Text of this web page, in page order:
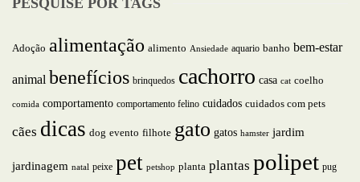
Adoção alimentação alimento Ansiedade aquario banho bem-estar
animal benefícios brinquedos cachorro casa cat coelho
comida comportamento comportamento felino cuidados cuidados com pets
cães dicas dog evento filhote gato gatos hamster jardim
jardinagem natal peixe pet petshop planta plantas polipet pug